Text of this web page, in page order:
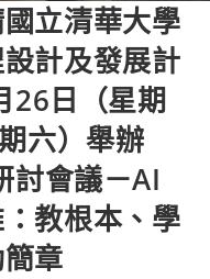
國立清華大學
計及發展計
26日（星期
六）舉辦
討會議－AI
教根本、學
章